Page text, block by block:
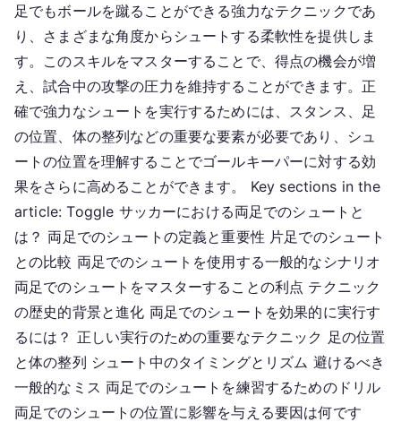
シ
ョ
ッ
ト：
様
性、
技
術、
配
置
足でもボールを蹴ることができる強力なテクニックであ
り、さまざまな角度からシュートする柔軟性を提供しま
す。このスキルをマスターすることで、得点の機会が増
え、試合中の攻撃の圧力を維持することができます。正
確で強力なシュートを実行するためには、スタンス、足
の位置、体の整列などの重要な要素が必要であり、シュ
ートの位置を理解することでゴールキーパーに対する効
果をさらに高めることができます。 Key sections in the
article: Toggle サッカーにおける両足でのシュートと
は？ 両足でのシュートの定義と重要性 片足でのシュート
との比較 両足でのシュートを使用する一般的なシナリオ
両足でのシュートをマスターすることの利点 テクニック
の歴史的背景と進化 両足でのシュートを効果的に実行す
るには？ 正しい実行のための重要なテクニック 足の位置
と体の整列 シュート中のタイミングとリズム 避けるべき
一般的なミス 両足でのシュートを練習するためのドリル
両足でのシュートの位置に影響を与える要因は何です